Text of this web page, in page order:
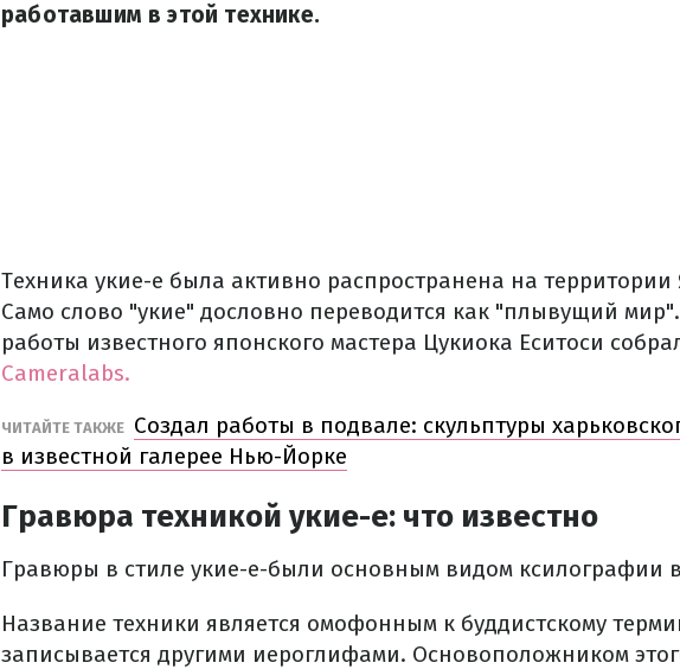
работавшим в этой технике.
Техника укие-е была активно распространена на территории
Само слово "укие" дословно переводится как "плывущий
работы известного японского мастера Цукиока Еситоси
Сameralabs.
ЧИТАЙТЕ ТАКЖЕ Создал работы в подвале: скульптуры
в известной галерее Нью-Йорке
Гравюра техникой укие-е: что известно
Гравюры в стиле укие-е-были основным видом ксилографии
Название техники является омофонным к буддистскому
записывается другими иероглифами. Основоположником